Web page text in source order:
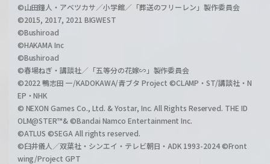
©山田鐘人・アベツカサ／小学館／「葬送のフリーレン」製作委員会
©2015, 2017, 2021 BIGWEST
©Bushiroad
©HAKAMA Inc
©Bushiroad
©春場ねぎ・講談社／「五等分の花嫁∽」製作委員会
©2022 鴨志田 一/KADOKAWA/青ブタ Project ©CLAMP・ST/講談社・N
EP・NHK
© NEXON Games Co., Ltd. & Yostar, Inc. All Rights Reserved. THE ID
OLM@STER™& ©Bandai Namco Entertainment Inc.
©ATLUS ©SEGA All rights reserved.
©臼井儀人／双葉社・シンエイ・テレビ朝日・ADK 1993-2024 ©Front
wing/Project GPT